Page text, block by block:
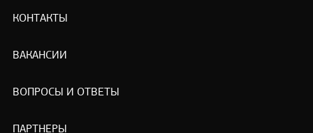
КОНТАКТЫ
ВАКАНСИИ
ВОПРОСЫ И ОТВЕТЫ
ПАРТНЕРЫ